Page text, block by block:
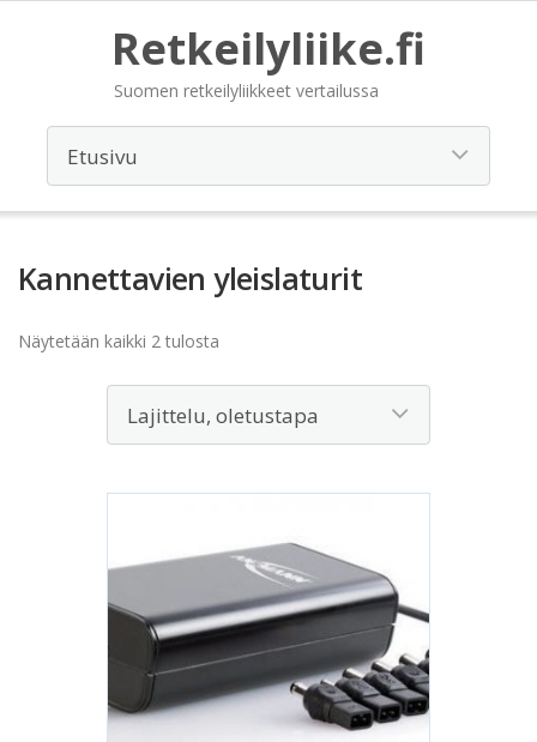
Retkeilyliike.fi
Suomen retkeilyliikkeet vertailussa
Kannettavien yleislaturit
Näytetään kaikki 2 tulosta